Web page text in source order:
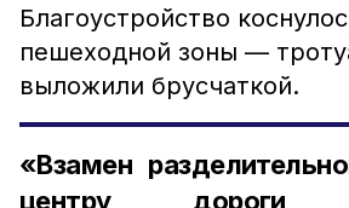
Благоустройство
пешеходной зоны —
выложили брусчаткой.
«Взамен
центру дороги